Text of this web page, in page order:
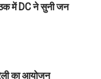
में DC ने सुनी जन
का आयोजन